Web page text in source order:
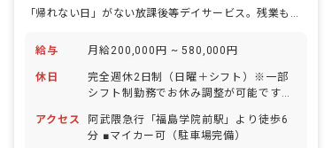
給与 月給200,000円 ~ 580,000円
休日
完全週休2日制（日曜＋シフト）※一部
シフト制勤務でお休み調整が可能です！
暇（6日間） 有給休暇（法定通り付与）
産前産後・育児休暇 ※年間休日107日
アクセス
阿武隈急行「福島学院前駅」より徒歩6
分 ■マイカー可（駐車場完備）